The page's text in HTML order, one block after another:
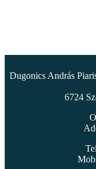
Dugonics András
6724